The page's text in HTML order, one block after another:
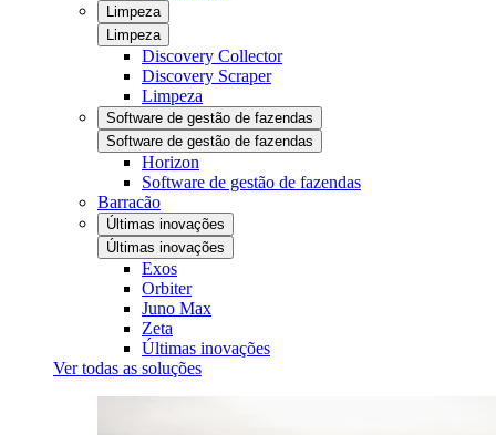
Limpeza
Limpeza
Discovery Collector
Discovery Scraper
Limpeza
Software de gestão de fazendas
Software de gestão de fazendas
Horizon
Software de gestão de fazendas
Barracão
Últimas inovações
Últimas inovações
Exos
Orbiter
Juno Max
Zeta
Últimas inovações
Ver todas as soluções